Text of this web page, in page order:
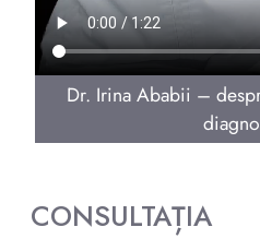
Dr. Irina Ababii –
CONSULTAȚIA